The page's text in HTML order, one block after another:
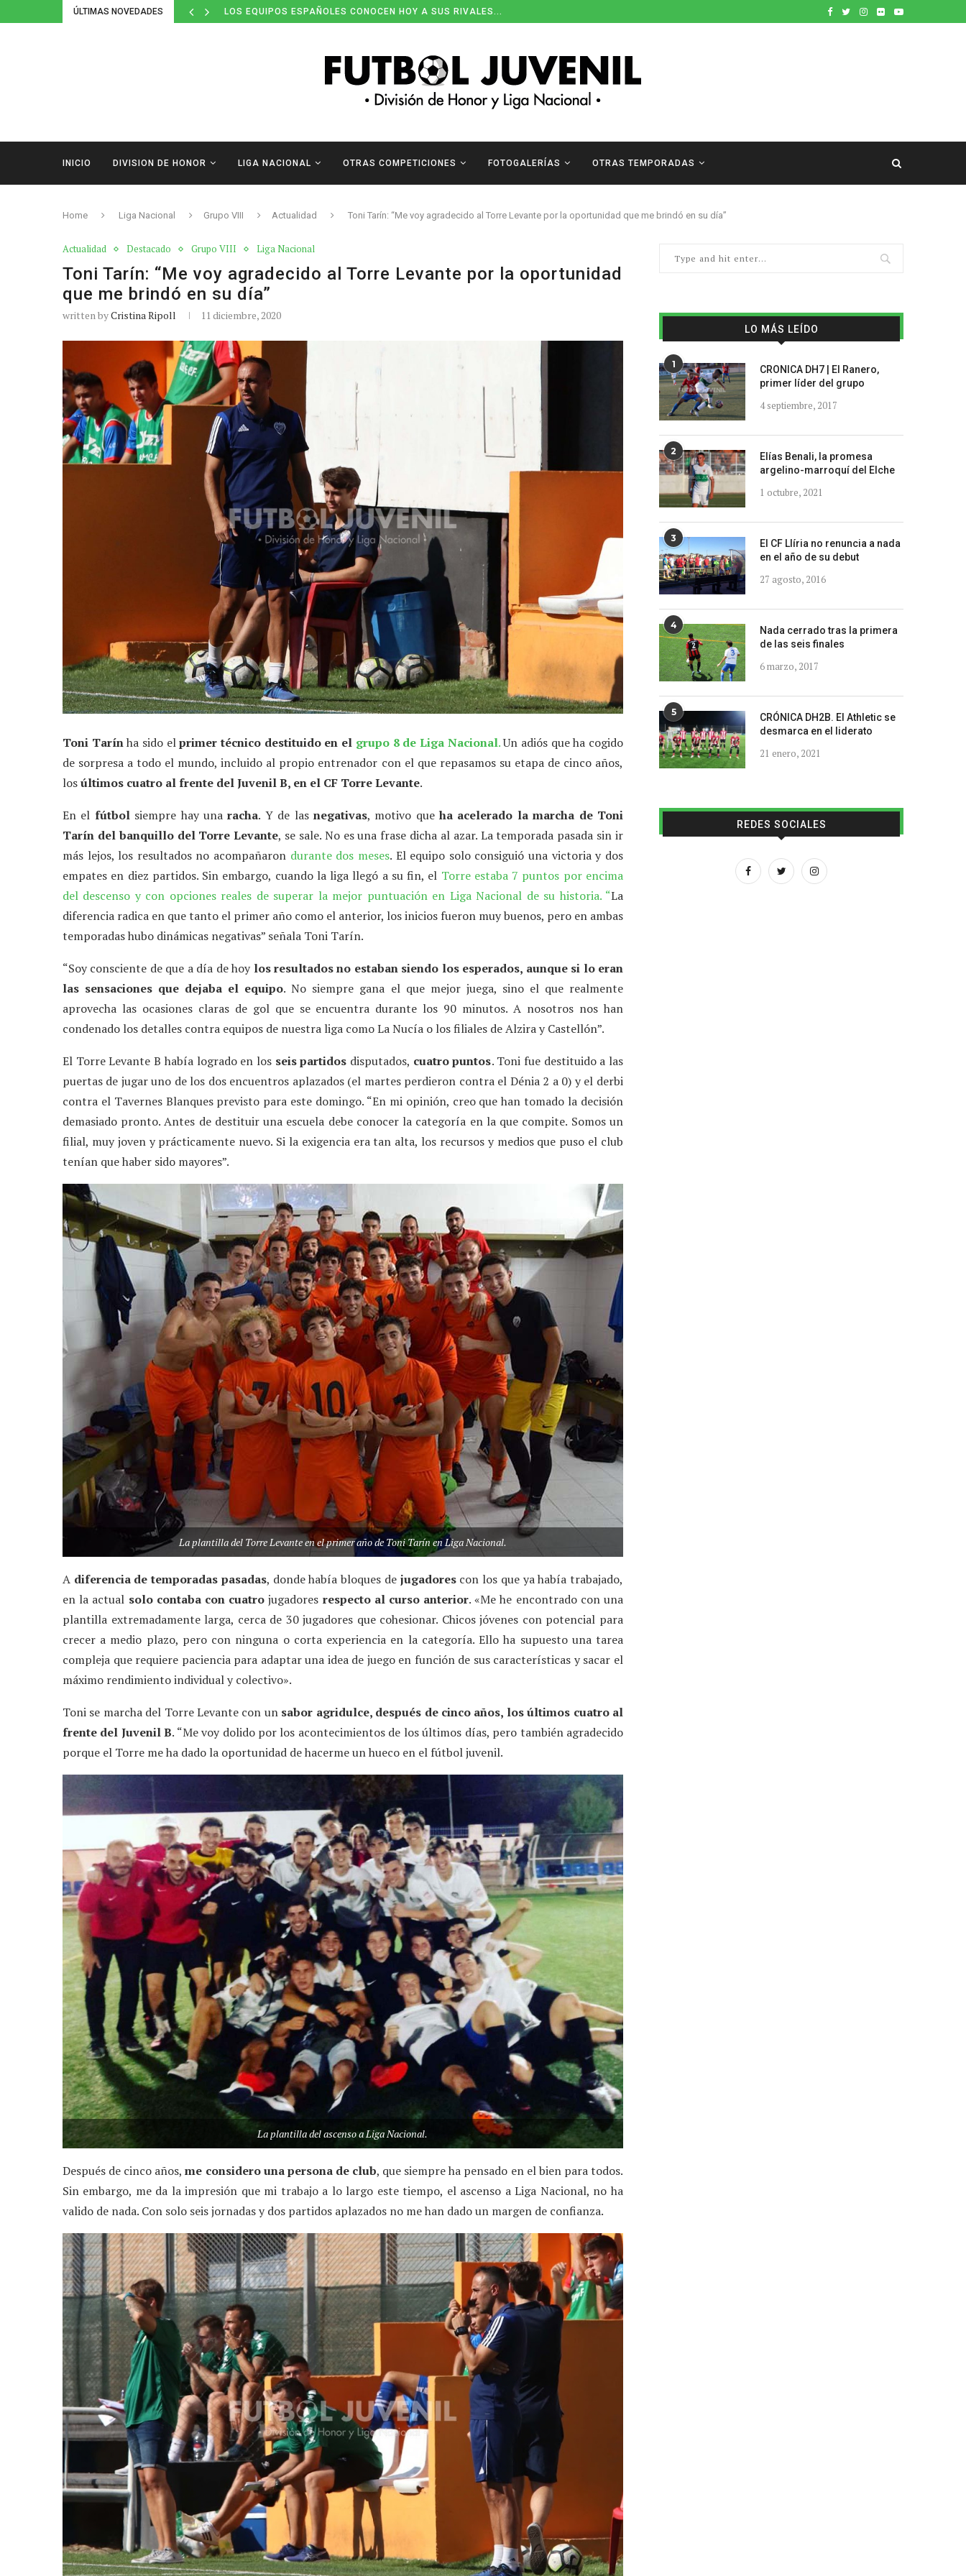
ÚLTIMAS NOVEDADES DEFINIDOS LOS CALENDARIOS DE DIVISIÓN DE HONOR
INICIO DIVISION DE HONOR LIGA NACIONAL OTRAS COMPETICIONES FOTOGALERÍAS OTRAS TEMPORADAS
Home Liga Nacional Grupo VIII Actualidad Toni Tarín: “Me voy agradecido al Torre Levante por la oportunidad que me brindó en su día”
Actualidad Destacado Grupo VIII Liga Nacional
Toni Tarín: “Me voy agradecido al Torre Levante por la oportunidad
que me brindó en su día”
written byCristina Ripoll 11 diciembre, 2020
Toni Tarínha sido elprimer técnico destituido en el grupo 8 de Liga Nacional.Un adiós que ha cogido
de sorpresa a todo el mundo, incluido al propio entrenador con el que repasamos su etapa de cinco años,
losúltimos cuatro al frente del Juvenil B, en el CF Torre Levante.
En el fútbolsiempre hay unaracha. Y de las negativas, motivo queha acelerado la marcha de Toni
Tarín del banquillo del Torre Levante, se sale. No es una frase dicha al azar. La temporada pasada sin ir
más lejos, los resultados no acompañaron durante dos meses. El equipo solo consiguió una victoria y dos
empates en diez partidos. Sin embargo, cuando la liga llegó a su fin, el Torre estaba 7 puntos por encima
del descenso y con opciones reales de superar la mejor puntuación en Liga Nacional de su historia. “La
diferencia radica en que tanto el primer año como el anterior, los inicios fueron muy buenos, pero en ambas
temporadas hubo dinámicas negativas” señala Toni Tarín.
“Soy consciente de que a día de hoy los resultados no estaban siendo los esperados, aunque si lo eran
las sensaciones que dejaba el equipo. No siempre gana el que mejor juega, sino el que realmente
aprovecha las ocasiones claras de gol que se encuentra durante los 90 minutos. A nosotros nos han
condenado los detalles contra equipos de nuestra liga como La Nucía o los filiales de Alzira y Castellón”.
El Torre Levante B había logrado en los seis partidos disputados, cuatro puntos. Toni fue destituido a las
puertas de jugar uno de los dos encuentros aplazados (el martes perdieron contra el Dénia 2 a 0) y el derbi
contra el Tavernes Blanques previsto para este domingo. “En mi opinión, creo que han tomado la decisión
demasiado pronto. Antes de destituir una escuela debe conocer la categoría en la que compite. Somos un
filial, muy joven y prácticamente nuevo. Si la exigencia era tan alta, los recursos y medios que puso el club
tenían que haber sido mayores”.
La plantilla del Torre Levante en el primer año de Toni Tarín en Liga Nacional.
A diferencia de temporadas pasadas, donde había bloques de jugadorescon los que ya había trabajado,
en la actual solo contaba con cuatro jugadores respecto al curso anterior. «Me he encontrado con una
plantilla extremadamente larga, cerca de 30 jugadores que cohesionar. Chicos jóvenes con potencial para
crecer a medio plazo, pero con ninguna o corta experiencia en la categoría. Ello ha supuesto una tarea
compleja que requiere paciencia para adaptar una idea de juego en función de sus características y sacar el
máximo rendimiento individual y colectivo».
Toni se marcha del Torre Levante con un sabor agridulce, después de cinco años, los últimos cuatro al
frente del Juvenil B. “Me voy dolido por los acontecimientos de los últimos días, pero también agradecido
porque el Torre me ha dado la oportunidad de hacerme un hueco en el fútbol juvenil.
La plantilla del ascenso a Liga Nacional.
Después de cinco años,me considero una persona de club, que siempre ha pensado en el bien para todos.
Sin embargo, me da la impresión que mi trabajo a lo largo este tiempo, el ascenso a Liga Nacional, no ha
valido de nada. Con solo seis jornadas y dos partidos aplazados no me han dado un margen de confianza.
LO MÁS LEÍDO
1
CRONICA DH7 | El Ranero,
primer líder del grupo
4 septiembre, 2017
2
Elías Benali, la promesa
argelino-marroquí del Elche
1 octubre, 2021
3
El CF Llíria no renuncia a nada
en el año de su debut
27 agosto, 2016
4
Nada cerrado tras la primera
de las seis finales
6 marzo, 2017
5
CRÓNICA DH2B. El Athletic se
desmarca en el liderato
21 enero, 2021
REDES SOCIALES